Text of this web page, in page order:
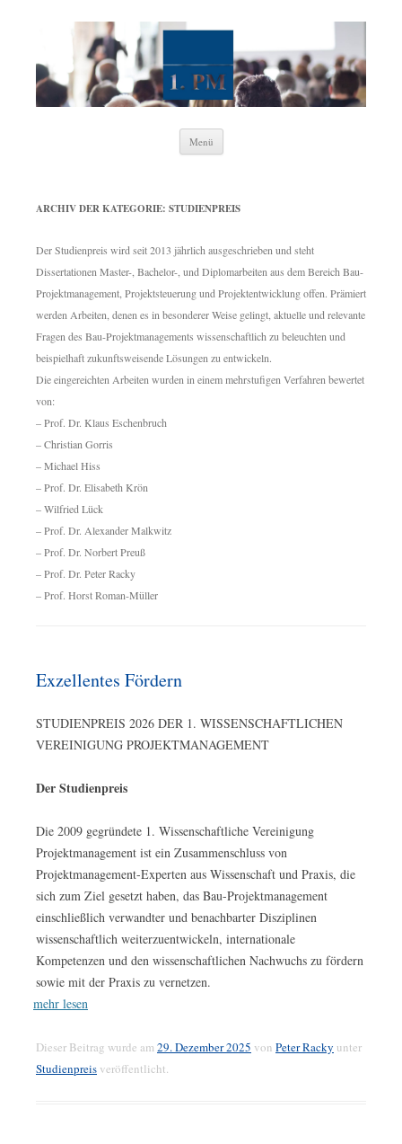
1. Wissenschaftliche Vereinigung
Projektmanagement e. V.
Menü Zum
springen
ARCHIV DER KATEGORIE: STUDIENPREIS
Der Studienpreis wird seit 2013 jährlich ausgeschrieben und steht
Dissertationen Master-, Bachelor-, und Diplomarbeiten aus dem Bereich Bau-
Projektmanagement, Projektsteuerung und Projektentwicklung offen. Prämiert
werden Arbeiten, denen es in besonderer Weise gelingt, aktuelle und relevante
Fragen des Bau-Projektmanagements wissenschaftlich zu beleuchten und
beispielhaft zukunftsweisende Lösungen zu entwickeln.
Die eingereichten Arbeiten wurden in einem mehrstufigen Verfahren bewertet
von:
– Prof. Dr. Klaus Eschenbruch
– Christian Gorris
– Michael Hiss
– Prof. Dr. Elisabeth Krön
– Wilfried Lück
– Prof. Dr. Alexander Malkwitz
– Prof. Dr. Norbert Preuß
– Prof. Dr. Peter Racky
– Prof. Horst Roman-Müller
Exzellentes Fördern
STUDIENPREIS 2026 DER 1. WISSENSCHAFTLICHEN
VEREINIGUNG PROJEKTMANAGEMENT
Der Studienpreis
Die 2009 gegründete 1. Wissenschaftliche Vereinigung
Projektmanagement ist ein Zusammenschluss von
Projektmanagement-Experten aus Wissenschaft und Praxis, die
sich zum Ziel gesetzt haben, das Bau-Projektmanagement
einschließlich verwandter und benachbarter Disziplinen
wissenschaftlich weiterzuentwickeln, internationale
Kompetenzen und den wissenschaftlichen Nachwuchs zu fördern
sowie mit der Praxis zu vernetzen.
mehr lesen
Dieser Beitrag wurde am29. Dezember 2025 von Peter Racky unter
Studienpreis veröffentlicht.